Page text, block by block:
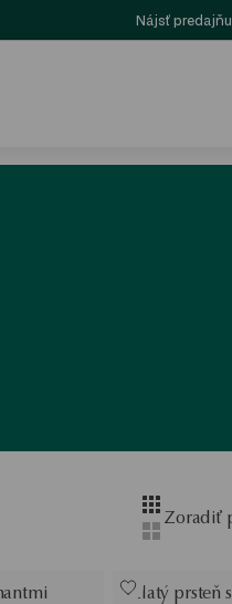
Nájsť predajňu
Layout
Zobrazenie
Zobrazenie
Zoradiť
Zlatý prsteň